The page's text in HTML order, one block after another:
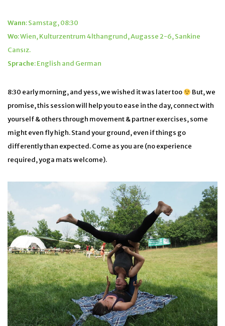
Wann: Samstag, 08:30
Wo: Wien, Kulturzentrum 4lthangrund, Augasse 2-6, Sankine
Cansız.
Sprache: English and German
8:30 early morning, and yess, we wished it was later too
But, we
promise, this session will help you to ease in the day, connect with
yourself & others through movement & partner exercises, some
might even fly high. Stand your ground, even if things go
differently than expected. Come as you are (no experience
required, yoga mats welcome).